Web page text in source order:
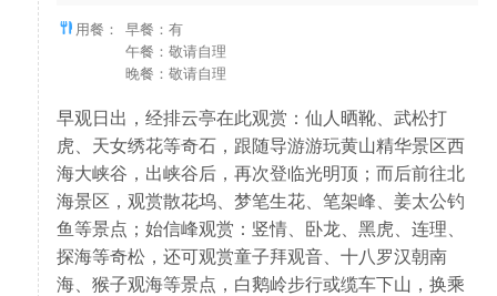
用餐： 早餐：有
午餐：敬请自理
晚餐：敬请自理
早观日出，经排云亭在此观赏：仙人晒靴、武松打
虎、天女绣花等奇石，跟随导游游玩黄山精华景区西
海大峡谷，出峡谷后，再次登临光明顶；而后前往北
海景区，观赏散花坞、梦笔生花、笔架峰、姜太公钓
鱼等景点；始信峰观赏：竖情、卧龙、黑虎、连理、
探海等奇松，还可观赏童子拜观音、十八罗汉朝南
海、猴子观海等景点，白鹅岭步行或缆车下山，换乘